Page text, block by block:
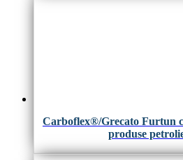
Carboflex®/Grecato Furtun
produse